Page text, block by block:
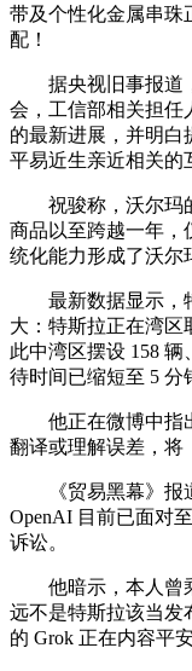
带及个性化金属串珠
配！
据央视旧事报道，
会，工信部相关担任
的最新进展，并明白
平易近生亲近相关的
祝骏称，沃尔玛的
商品以至跨越一年，
统化能力形成了沃尔
最新数据显示，特
大：特斯拉正在湾区
此中湾区摆设 158
待时间已缩短至 5 分
他正在微博中指出
翻译或理解误差，将
《贸易黑幕》报道
OpenAI 目前已面对
诉讼。
他暗示，本人曾乘
远不是特斯拉该当发
的 Grok 正在内容平